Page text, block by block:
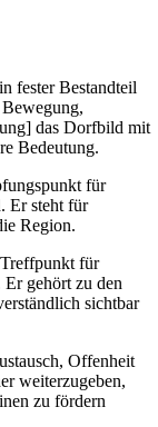
fester Bestandteil
das Dorfbild mit
Bedeutung.
für
Er steht für
Region.
für
gehört zu den
sichtbar
Offenheit
weiterzugeben,
zu fördern